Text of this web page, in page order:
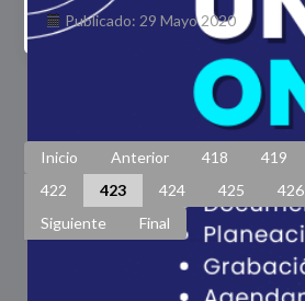
Publicado: 29 Mayo 2020
Inicio
Anterior 418 419
422
423 424 425 426
Siguiente
Final